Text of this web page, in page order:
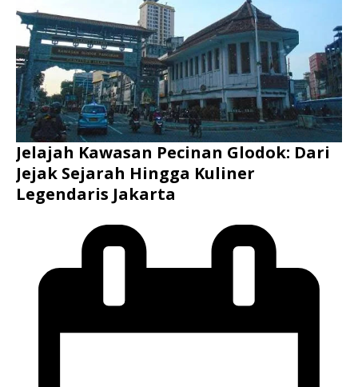
Jelajah Kawasan Pecinan Glodok: Dari
Jejak Sejarah Hingga Kuliner
Legendaris Jakarta